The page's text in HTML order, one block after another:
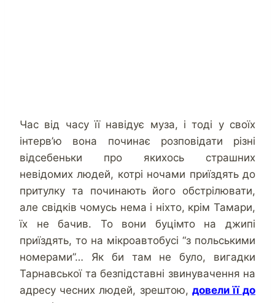
Час від часу її навідує муза, і тоді у своїх
інтерв’ю вона починає розповідати різні
відсебеньки про якихось страшних
невідомих людей, котрі ночами приїздять до
притулку та починають його обстрілювати,
але свідків чомусь нема і ніхто, крім Тамари,
їх не бачив. То вони буцімто на джипі
приїздять, то на мікроавтобусі “з польськими
номерами”… Як би там не було, вигадки
Тарнавської та безпідставні звинувачення на
адресу чесних людей, зрештою, довели її до